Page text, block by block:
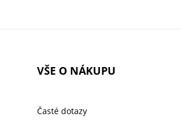
VŠE O NÁKUPU
Časté dotazy